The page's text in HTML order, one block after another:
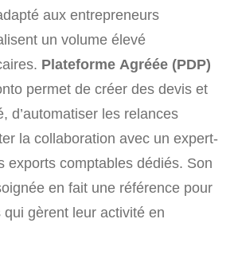
aux entrepreneurs
un volume élevé
Plateforme Agréée (PDP)
permet de créer des devis et
d’automatiser les relances
la collaboration avec un expert-
exports comptables dédiés. Son
en fait une référence pour
gèrent leur activité en